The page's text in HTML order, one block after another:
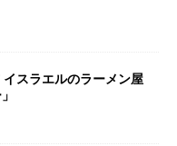
スラエルのラーメン屋